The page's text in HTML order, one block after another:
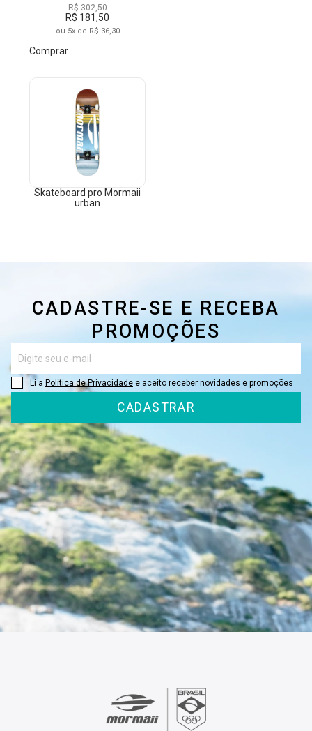
R$ 302,50
R$ 181,50
ou 5x de R$ 36,30
Comprar
Skateboard pro Mormaii
urban
CADASTRE-SE E RECEBA
PROMOÇÕES
Li a Política de Privacidade e aceito receber novidades e promoções
CADASTRAR